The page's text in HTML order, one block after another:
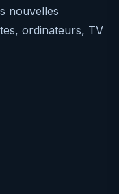
nouvelles
ordinateurs, TV